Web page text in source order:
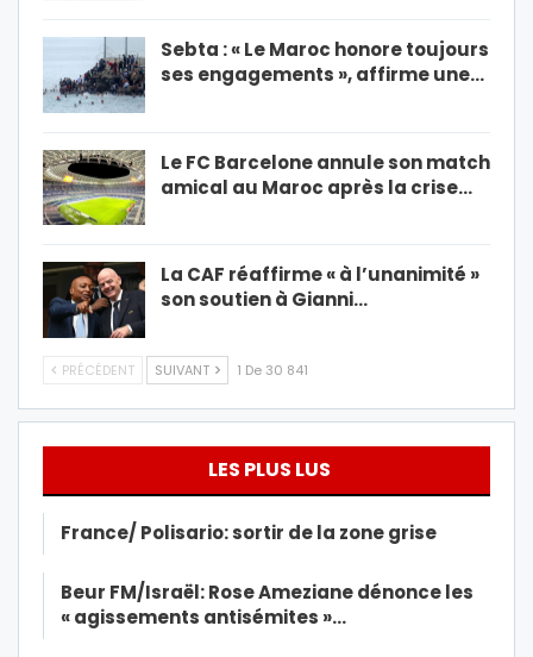
Sebta : « Le Maroc honore toujours
ses engagements », affirme une…
Le FC Barcelone annule son match
amical au Maroc après la crise…
La CAF réaffirme « à l’unanimité »
son soutien à Gianni…
PRÉCÉDENT SUIVANT 1 De 30 841
LES PLUS LUS
France/ Polisario: sortir de la zone grise
Beur FM/Israël: Rose Ameziane dénonce les
« agissements antisémites »…